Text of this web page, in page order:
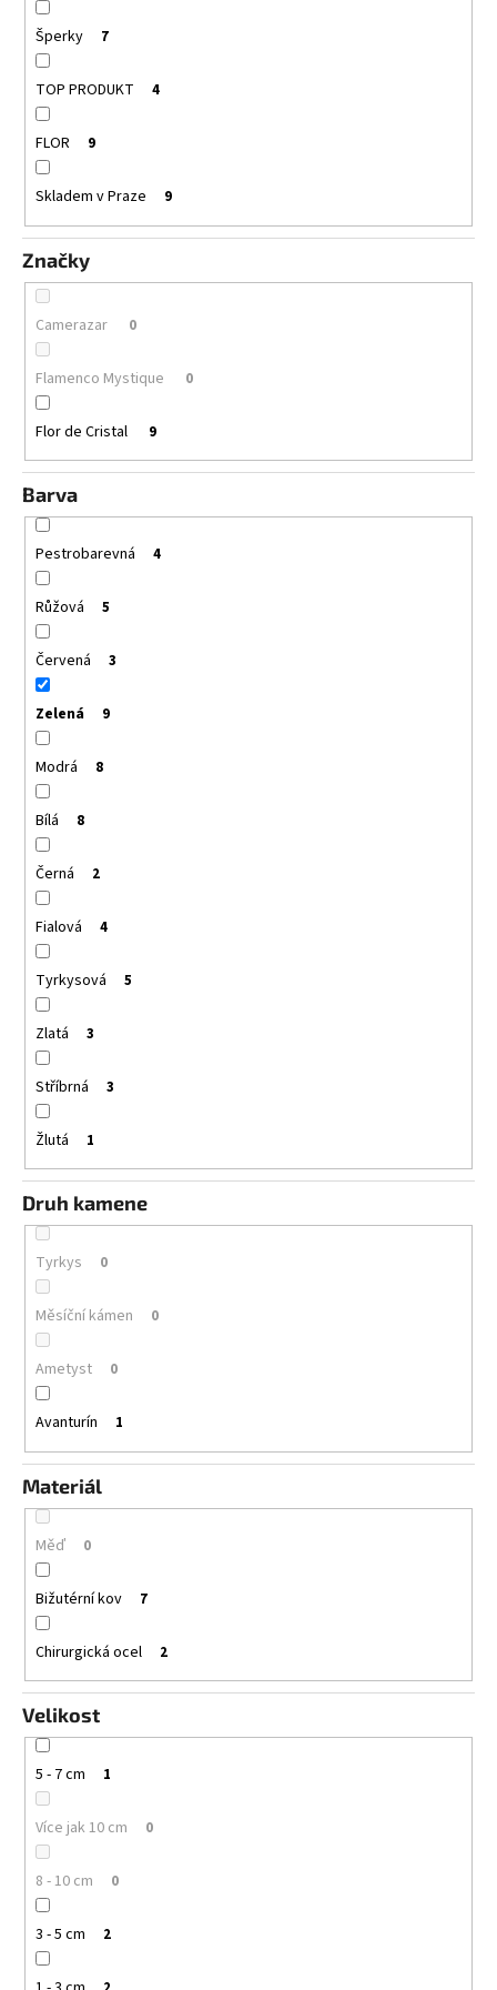
Šperky 7
TOP PRODUKT 4
FLOR 9
Skladem v Praze 9
Značky
Camerazar 0
Flamenco Mystique 0
Flor de Cristal 9
Barva
Pestrobarevná 4
Růžová 5
Červená 3
Zelená 9
Modrá 8
Bílá 8
Černá 2
Fialová 4
Tyrkysová 5
Zlatá 3
Stříbrná 3
Žlutá 1
Druh kamene
Tyrkys 0
Měsíční kámen 0
Ametyst 0
Avanturín 1
Materiál
Měď 0
Bižutérní kov 7
Chirurgická ocel 2
Velikost
5 - 7 cm 1
Více jak 10 cm 0
8 - 10 cm 0
3 - 5 cm 2